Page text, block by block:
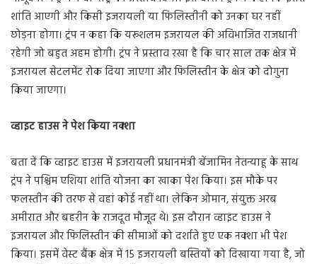
शांति आएगी और किसी इजरायली या फिलिस्तीनी को उनका घर नहीं
छोड़ना होगा। ट्रंप न कहा कि यरूशलम इजरायल की अविभाजित राजधानी
रहेगी जो बहुत अहम होगी। ट्रंप ने प्रस्ताव रखा है कि चार साल तक क्षेत्र में
इजरायल सेटलमेंट रोक दिया जाएगा और फिलिस्तीन के क्षेत्र को दोगुना
किया जाएगा।
व्हाइट हाउस ने पेश किया नक्शा
बता दें कि व्हाइट हाउस में इजरायली प्रधानमंत्री बेंजामिन नेतन्याहू के साथ
ट्रंप ने पश्चिम एशिया शांति योजना का खाका पेश किया। इस मौके पर
फलस्तीन की तरफ से वहां कोई नहीं था। लेकिन ओमान, संयुक्त अरब
अमीरात और बहरीन के राजदूत मौजूद थे। इस दौरान व्हाइट हाउस ने
इजरायल और फिलिस्तीन की सीमाओं को दर्शाते हुए एक नक्शा भी पेश
किया। इसमें वेस्ट बैंक क्षेत्र में 15 इजरायली बस्तियों को दिखाया गया है, जो